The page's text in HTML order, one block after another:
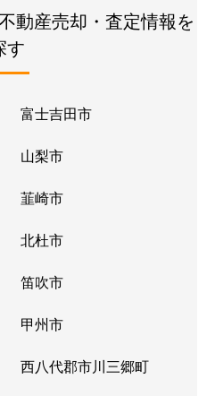
動産売却・査定情報を
す
富士吉田市
山梨市
韮崎市
北杜市
笛吹市
甲州市
西八代郡市川三郷町